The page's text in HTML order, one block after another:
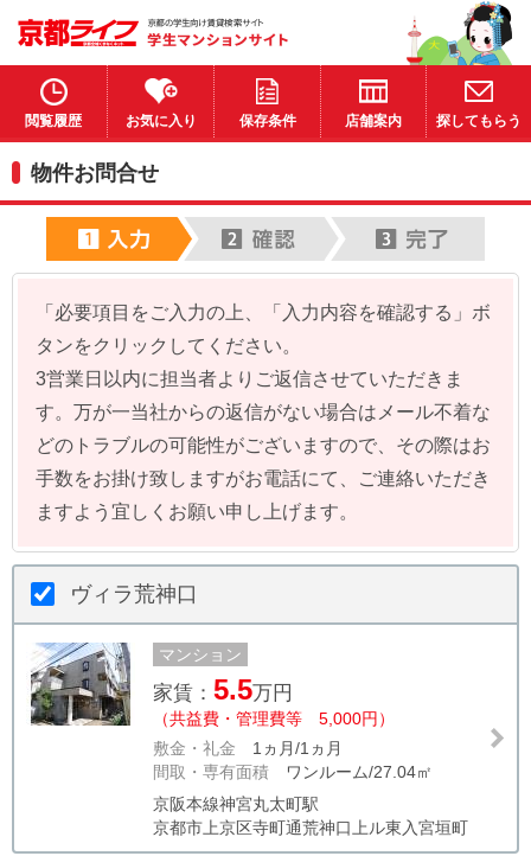
閲覧履歴 お気に入り 保存条件 店舗案内 探してもらう
物件お問合せ
「必要項目をご入力の上、「入力内容を確認する」ボ
タンをクリックしてください。
3営業日以内に担当者よりご返信させていただきま
す。万が一当社からの返信がない場合はメール不着な
どのトラブルの可能性がございますので、その際はお
手数をお掛け致しますがお電話にて、ご連絡いただき
ますよう宜しくお願い申し上げます。
ヴィラ荒神口
マンション
家賃： 5.5万円
（共益費・管理費等 5,000円）
敷金・礼金 1ヵ月/1ヵ月
間取・専有面積 ワンルーム/27.04㎡
京阪本線神宮丸太町駅
京都市上京区寺町通荒神口上ル東入宮垣町